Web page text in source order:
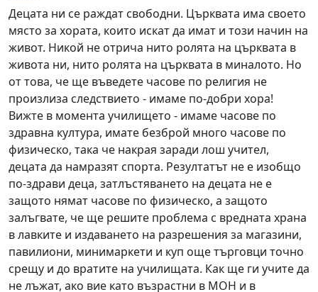
Децата ни се раждат свободни. Църквата има своето
място за хората, които искат да имат и този начин на
живот. Никой не отрича нито ролята на църквата в
живота ни, нито ролята на църквата в миналото. Но
от това, че ще въведете часове по религия не
произлиза следствието - имаме по-добри хора!
Вижте в момента училището - имаме часове по
здравна култура, имате безброй много часове по
физическо, така че накрая заради лош учител,
децата да намразят спорта. Резултатът не е изобщо
по-здрави деца, затлъстяването на децата не е
защото нямат часове по физическо, а защото
залъгвате, че ще решите проблема с вредната храна
в лавките и издаването на разрешения за магазини,
павилиони, минимаркети и куп още търговци точно
срещу и до вратите на училищата. Как ще ги учите да
не лъжат, ако вие като възрастни в МОН и в